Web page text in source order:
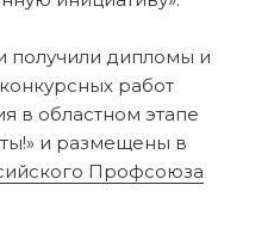
получили дипломы и
работ
в областном этапе
и размещены в
Профсоюза